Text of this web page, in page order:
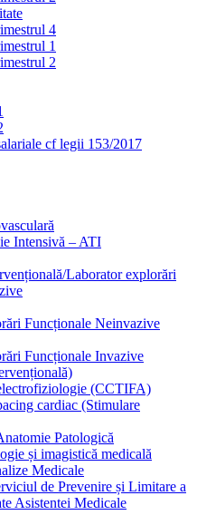
4
1
2
cf legii 153/2017
Intensivă – ATI
Laborator explorări
Funcționale Neinvazive
Funcționale Invazive
(CCTIFA)
cardiac (Stimulare
Patologică
și imagistică medicală
Medicale
de Prevenire și Limitare a
Asistentei Medicale